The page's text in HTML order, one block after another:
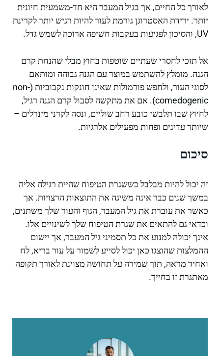
לאורך כל החיים, אך בגיל המעבר היא חד-משמעית חיונית
יותר. ירידת האסטרוגן גורמת לעור להיות רגיש יותר לקרינת
UV, והסיכון לפגיעות בעקבות חשיפה ארוכה לשמש גדל.
אל תזכי לחסרי שעתיים שוטפות בחוץ מבלי שהנחת קרם
הגנה. מומלץ להשתמש במוצר עם הגנה גבוהה ומותאם
לסוגי העור, ולחפש פורמולות שאינן חונקות נקבוביות (non-
comedogenic). אם את מתקשה לסבול קרם הגנה רגיל,
לחיוץ שבו תלבשי כובע רחב שוליים, ונסה לקרני מינרלים –
שיותר עדינים ופחות מפעילים אלרגיות.
סיכום
זה יכול להיות מבלבל כששגרת הטיפוח שהיית רגילה אליה
במשך שנים כבר אינה משיגה את התוצאות הרצויות. אך
כאשר את עוברת את גיל המעבר, הגוף והעור שלך משתנים,
וכדאי גם להתאים את שגרת הטיפוח שלך לשינויים אלו.
אינך יכולה למנוע את כל תסמיני גיל המעבר, אך יישום
ההמלצות שהוצגו כאן יכול לסייע לשמור על עור בריא, לח
ואחיד מראה, תוך שמירה על תחושה מצוינת לאורך תקופה
מאתגרת זו בחייך.